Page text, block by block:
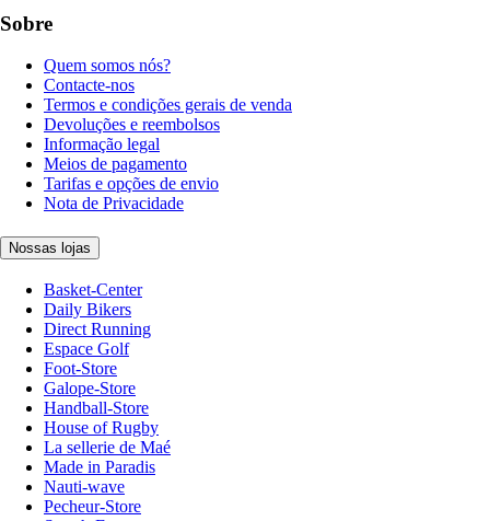
Sobre
Quem somos nós?
Contacte-nos
Termos e condições gerais de venda
Devoluções e reembolsos
Informação legal
Meios de pagamento
Tarifas e opções de envio
Nota de Privacidade
Nossas lojas
Basket-Center
Daily Bikers
Direct Running
Espace Golf
Foot-Store
Galope-Store
Handball-Store
House of Rugby
La sellerie de Maé
Made in Paradis
Nauti-wave
Pecheur-Store